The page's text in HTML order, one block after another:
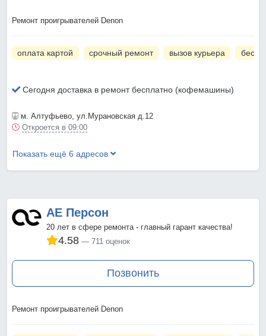
Ремонт проигрывателей Denon
оплата картой срочный ремонт вызов курьера
Сегодня доставка в ремонт бесплатно (кофемашины)
м. Алтуфьево, ул.Мурановская д.12
Откроется в 09:00
Показать ещё 6 адресов
АЕ Персон
20 лет в сфере ремонта - главный гарант качества!
4.58 711 оценок
Позвонить
Ремонт проигрывателей Denon